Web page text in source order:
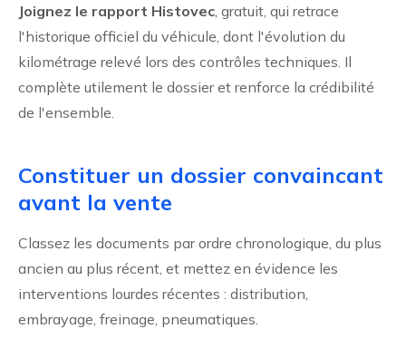
Joignez le rapport Histovec , gratuit, qui retrace
l'historique officiel du véhicule, dont l'évolution du
kilométrage relevé lors des contrôles techniques. Il
complète utilement le dossier et renforce la crédibilité
de l'ensemble.
Constituer un dossier convaincant
avant la vente
Classez les documents par ordre chronologique, du plus
ancien au plus récent, et mettez en évidence les
interventions lourdes récentes : distribution,
embrayage, freinage, pneumatiques.